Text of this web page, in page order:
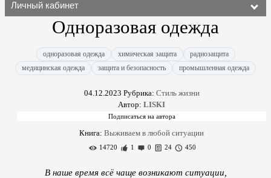
Личный кабинет
Одноразовая одежда
одноразовая одежда химическая защита
радиозащита
медицинская одежда
защита и безопасность промышленная одежда
04.12.2023 Рубрика: Стиль жизни
Автор: LISKI
Книга: Выживаем в любой ситуации
14720 1 0 24 450
В наше время всё чаще возникают ситуации,